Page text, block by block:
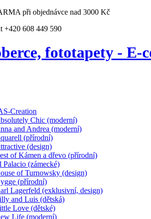
při objednávce nad 3000 Kč
+420 608 449 590
fototapety - E-
Creation
Chic (moderní)
and Andrea (moderní)
(přírodní)
(design)
of Kámen a dřevo (přírodní)
Palacio (zámecké)
of Turnowsky (design)
(přírodní)
Lagerfeld (exklusivní, design)
and Luis (dětská)
Love (dětské)
Life (moderní)